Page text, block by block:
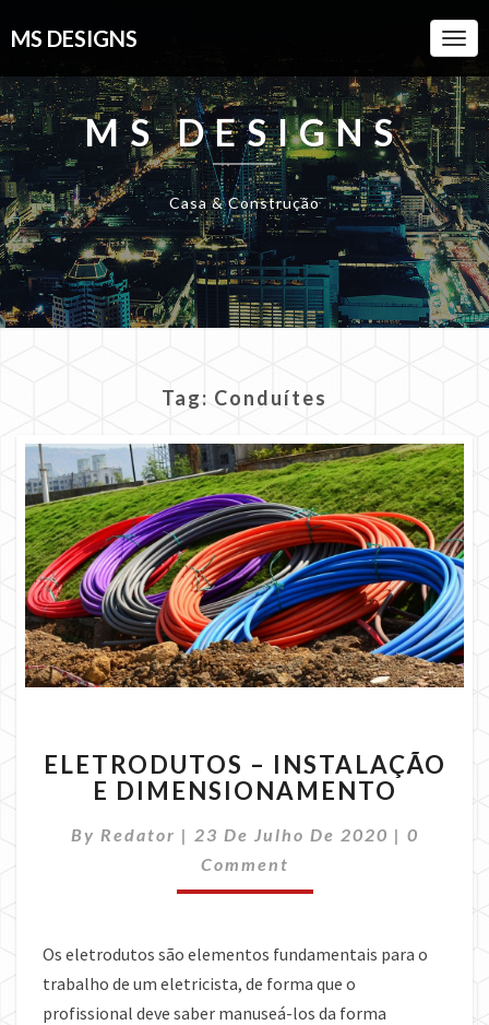
MS DESIGNS
MS DESIGNS
Casa & Construção
Tag: Conduítes
–
INSTALAÇÃO
DIMENSIONAMENTO
ELETRODUTOS – INSTALAÇÃO
E DIMENSIONAMENTO
By Redator | 23 De Julho De 2020 | 0
Comment
Os eletrodutos são elementos fundamentais para o
trabalho de um eletricista, de forma que o
profissional deve saber manuseá-los da forma